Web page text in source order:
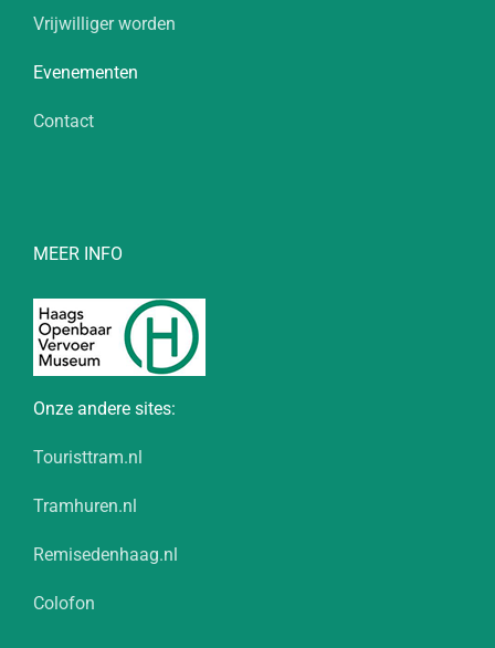
Vrijwilliger worden
Evenementen
Contact
MEER INFO
Onze andere sites:
Touristtram.nl
Tramhuren.nl
Remisedenhaag.nl
Colofon